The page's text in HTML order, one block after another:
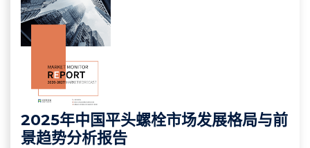
2025年中国平头螺栓市场发展格局与前
景趋势分析报告